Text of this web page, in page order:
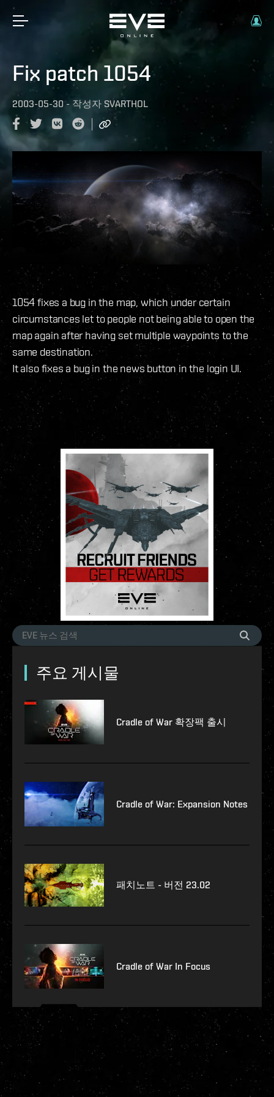
Fix patch 1054
2003-05-30 - 작성자 SVARTHOL
1054 fixes a bug in the map, which under certain
circumstances let to people not being able to open the
map again after having set multiple waypoints to the
same destination.
It also fixes a bug in the news button in the login UI.
주요 게시물
Cradle of War 확장팩 출시
Cradle of War: Expansion Notes
패치노트 - 버전 23.02
Cradle of War In Focus